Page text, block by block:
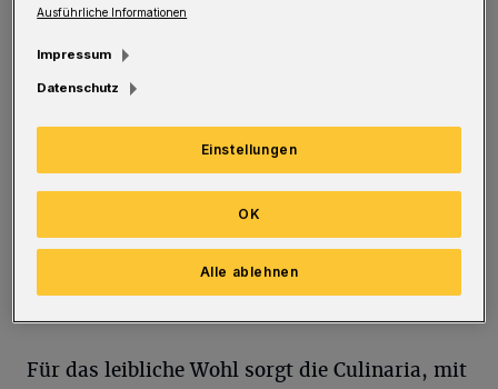
vielseitig. Studierende aus der Violinenklasse
von Prof. Michael Foyle führen kontrastreiche
Werke auf und stellen dabei gesangliche
Qualität ebenso wie virtuose Fähigkeiten unter
Beweis. Das Publikum darf sich auf Romantik,
Für das leibliche Wohl sorgt die Culinaria, mit
Ausführliche Informationen
Impressum
Datenschutz
Einstellungen
Alle ablehnen
OK